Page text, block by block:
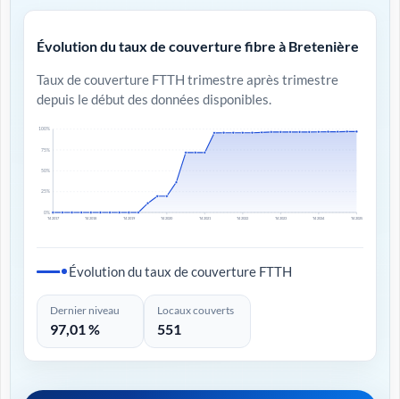
Évolution du taux de couverture fibre à Bretenière
Taux de couverture FTTH trimestre après trimestre
depuis le début des données disponibles.
0%
25%
50%
75%
100%
T4 2017 T4 2018 T4 2019 T4 2020 T4 2021 T4 2022 T4 2023 T4 2024 T4 2025
Évolution du taux de couverture FTTH
Dernier niveau
97,01 %
Locaux couverts
551